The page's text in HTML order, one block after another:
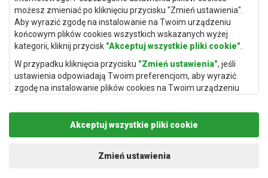
możesz zmieniać po kliknięciu przycisku "Zmień ustawienia".
Aby wyrazić zgodę na instalowanie na Twoim urządzeniu
końcowym plików cookies wszystkich wskazanych wyżej
kategorii, kliknij przycisk "Akceptuj wszystkie pliki cookie"
W przypadku kliknięcia przycisku "Zmień ustawienia", jeśli
ustawienia odpowiadają Twoim preferencjom, aby wyrazić
zgodę na instalowanie plików cookies na Twoim urządzeniu
"Zapisz i zaakceptuj".
Podstawą przetwarzania danych osobowych, w zakresie w
administratora danych osobowych (Rugito Radosław Bartosik z
Akceptuj wszystkie pliki cookie
Zmień ustawienia
Dywany Łódź
Dywany Katowice
Dywany Rzeszów
Dywany Częstochowa
Projekt i realizacja:dimax.pl